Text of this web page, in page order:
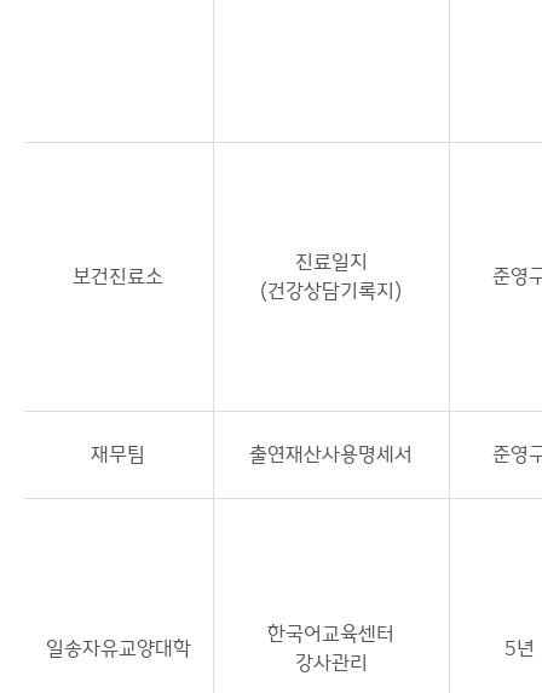
보건진료소
진료일지
(건강상담기록지)
준영
재무팀 출연재산사용명세서 준영
일송자유교양대학
한국어교육센터
강사관리
5년